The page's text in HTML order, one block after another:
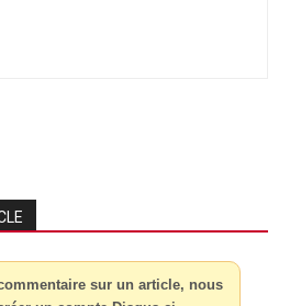
sur un article, nous